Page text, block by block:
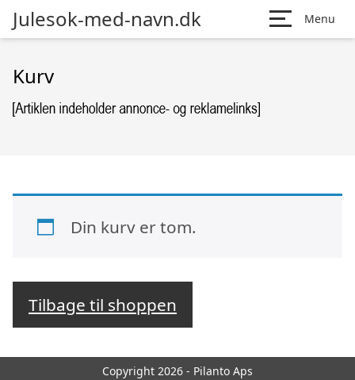
Julesok-med-navn.dk Menu
Kurv
Din kurv er tom.
Tilbage til shoppen
Copyright 2026 - Pilanto Aps